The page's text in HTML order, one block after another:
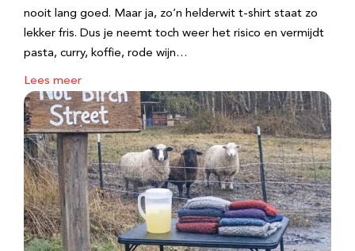
nooit lang goed. Maar ja, zo’n helderwit t-shirt staat zo
lekker fris. Dus je neemt toch weer het risico en vermijdt
pasta, curry, koffie, rode wijn…
Lees meer